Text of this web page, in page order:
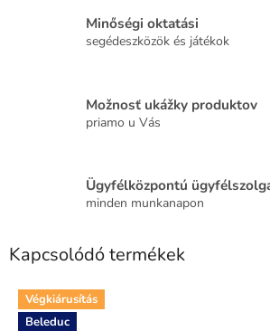
Minőségi oktatási
segédeszközök és játékok
Možnosť ukážky produktov
priamo u Vás
Ügyfélközpontú
minden munkanapon
Kapcsolódó termékek
Végkiárusítás
Beleduc